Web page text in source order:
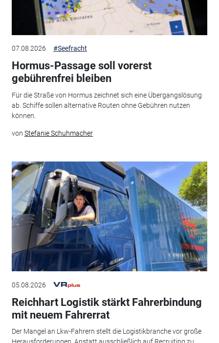
07.08.2026 #Seefracht
Hormus-Passage soll vorerst
gebührenfrei bleiben
Für die Straße von Hormus zeichnet sich eine Übergangslösung
ab. Schiffe sollen alternative Routen ohne Gebühren nutzen
können.
von Stefanie Schuhmacher
05.08.2026
Reichhart Logistik stärkt Fahrerbindung
mit neuem Fahrerrat
Der Mangel an Lkw-Fahrern stellt die Logistikbranche vor große